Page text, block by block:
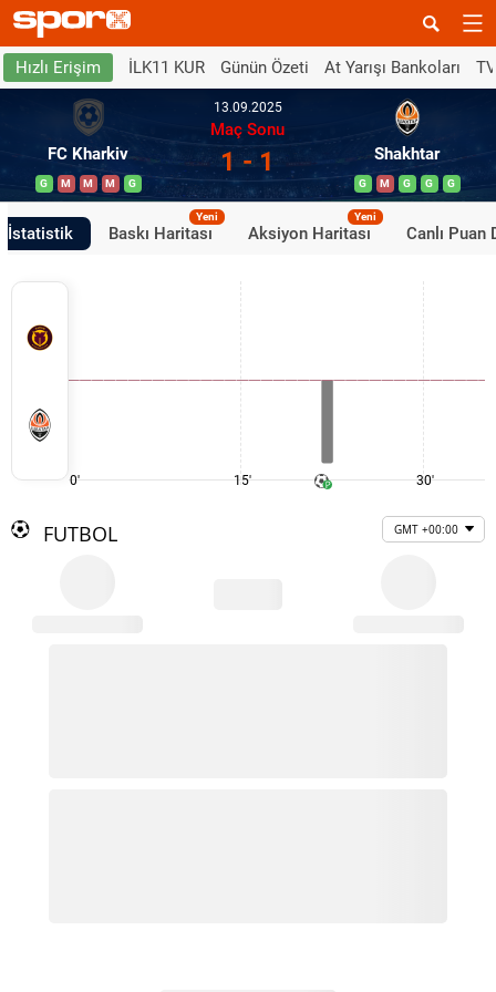
Hızlı Erişim İLK11 KUR Günün Özeti At Yarışı Bankoları
FC Kharkiv
G M M M G
13.09.2025
Maç Sonu
1 - 1 Shakhtar
G M G G G
İstatistik Baskı Haritası
Yeni
Aksiyon Haritası
Yeni
Canlı Puan
0' 15' 30'
FUTBOL GMT +00:00